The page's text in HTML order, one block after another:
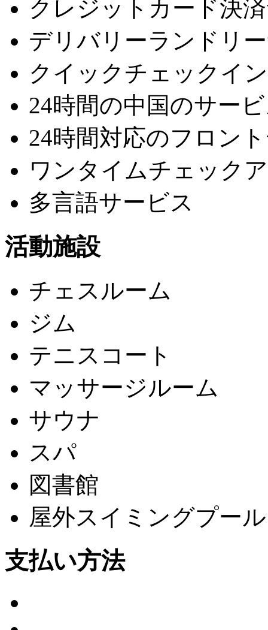
クレジットカード決
デリバリーランドリ
クイックチェックイ
24時間の中国のサー
24時間対応のフロン
ワンタイムチェック
多言語サービス
活動施設
チェスルーム
ジム
テニスコート
マッサージルーム
サウナ
スパ
図書館
屋外スイミングプール
支払い方法